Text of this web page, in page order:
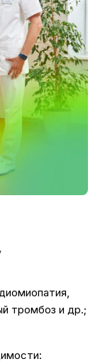
тромбоз и др.;